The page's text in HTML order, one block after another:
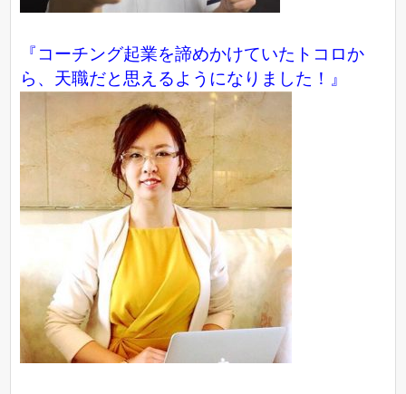
『コーチング起業を諦めかけていたトコロか
ら、天職だと思えるようになりました！』